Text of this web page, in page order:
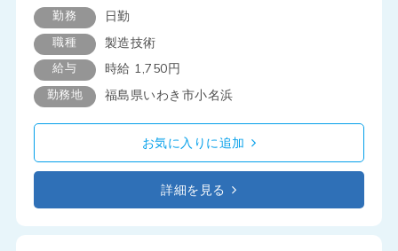
勤務 日勤
職種 製造技術
給与 時給 1,750円
勤務地 福島県いわき市小名浜
お気に入りに追加
詳細を見る